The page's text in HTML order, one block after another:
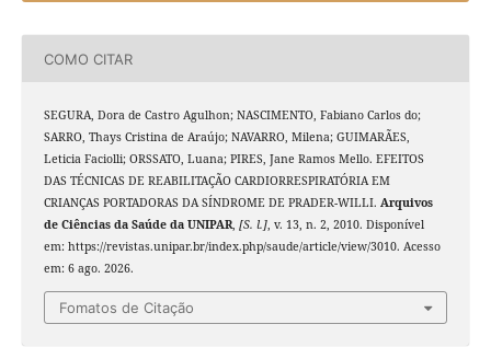
COMO CITAR
SEGURA, Dora de Castro Agulhon; NASCIMENTO, Fabiano Carlos do;
SARRO, Thays Cristina de Araújo; NAVARRO, Milena; GUIMARÃES,
Leticia Faciolli; ORSSATO, Luana; PIRES, Jane Ramos Mello. EFEITOS
DAS TÉCNICAS DE REABILITAÇÃO CARDIORRESPIRATÓRIA EM
CRIANÇAS PORTADORAS DA SÍNDROME DE PRADER-WILLI. Arquivos
de Ciências da Saúde da UNIPAR, [S. l.], v. 13, n. 2, 2010. Disponível
em: https://revistas.unipar.br/index.php/saude/article/view/3010. Acesso
em: 6 ago. 2026.
Fomatos de Citação